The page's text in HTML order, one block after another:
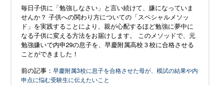
毎日子供に「勉強しなさい」と言い続けて、嫌になっていま
せんか？ 子供への関わり方についての「スペシャルメソッ
ド」を実践することにより、親が心配するほど勉強に夢中に
なる子供に変える方法をお届けします。 このメソッドで、元
勉強嫌いで内申29の息子を、早慶附属高校３校に合格させる
ことができました！
前の記事：早慶附属3校に息子を合格させた母が、模試の結果や内
申点に悩む受験生に伝えたいこと